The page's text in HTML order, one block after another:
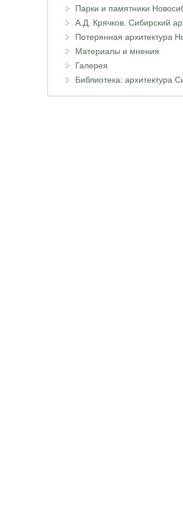
Парки и памятники
А.Д. Крячков. Сибирский
Потерянная архитектура
Материалы и мнения
Галерея
Библиотека: архитектура